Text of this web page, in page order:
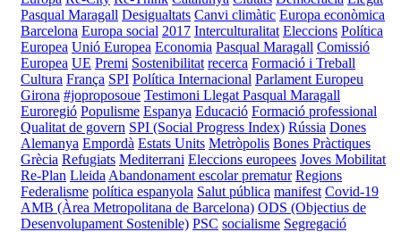
Pasqual Maragall Desigualtats Canvi climàtic Europa econòmica
Barcelona Europa social 2017 Interculturalitat Eleccions Política
Europea Unió Europea Economia Pasqual Maragall Comissió
Europea UE Premi Sostenibilitat recerca Formació i Treball
Cultura França SPI Política Internacional Parlament Europeu
Girona #joproposoue Testimoni Llegat Pasqual Maragall
Euroregió Populisme Espanya Educació Formació professional
Qualitat de govern SPI (Social Progress Index) Rússia Dones
Alemanya Empordà Estats Units Metròpolis Bones Pràctiques
Grècia Refugiats Mediterrani Eleccions europees Joves Mobilitat
Re-Plan Lleida Abandonament escolar prematur Regions
Federalisme política espanyola Salut pública manifest Covid-19
AMB (Àrea Metropolitana de Barcelona) ODS (Objectius de
Desenvolupament Sostenible) PSC socialisme Segregació